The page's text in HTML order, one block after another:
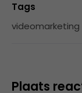
Tags
videomarketing
Plaats